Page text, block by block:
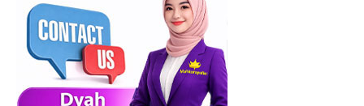
Stretch Film
Opp Tape